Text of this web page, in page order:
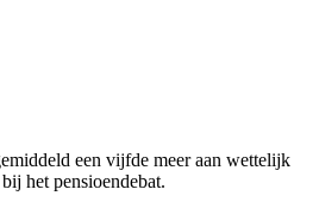
een vijfde meer aan wettelijk
het pensioendebat.